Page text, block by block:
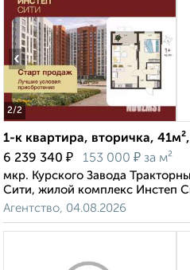
2/2
‹
1-к квартира, вторичка,
6 239 340 ₽ 153 000 ₽ за м²
мкр. Курского Завода
Сити, жилой комплекс Инстеп
Агентство, 04.08.2026